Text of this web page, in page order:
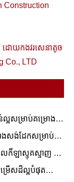
Construction
អ' ដោយកងវរសេនាតូច
Co., LTD
ន់ល្អសម្រាប់គម្រោង
សង់ដែកសម្រាប់ការ
លកីឡាស្មុគស្មាញ ជា
នទំនើប
ម្រើសដ៏ល្អបំផុត